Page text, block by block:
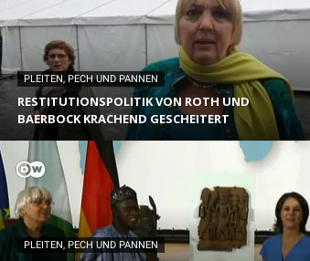
PLEITEN, PECH UND PANNEN
RESTITUTIONSPOLITIK VON ROTH UND
BAERBOCK KRACHEND GESCHEITERT
PLEITEN, PECH UND PANNEN